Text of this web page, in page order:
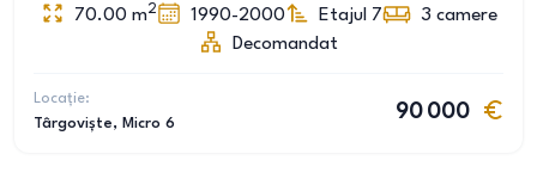
70.00 m2 1990-2000 Etajul 7 3 camere
Decomandat
Locație:
Târgoviște, Micro 6
90 000